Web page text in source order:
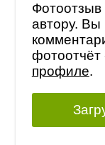
автору. Вы
фотоотчёт
профиле.